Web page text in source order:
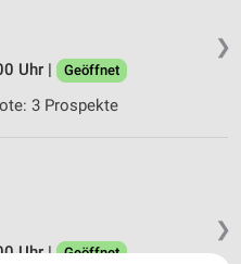
❯
Uhr |
Geöffnet
3 Prospekte
❯
Uhr | Geöffnet